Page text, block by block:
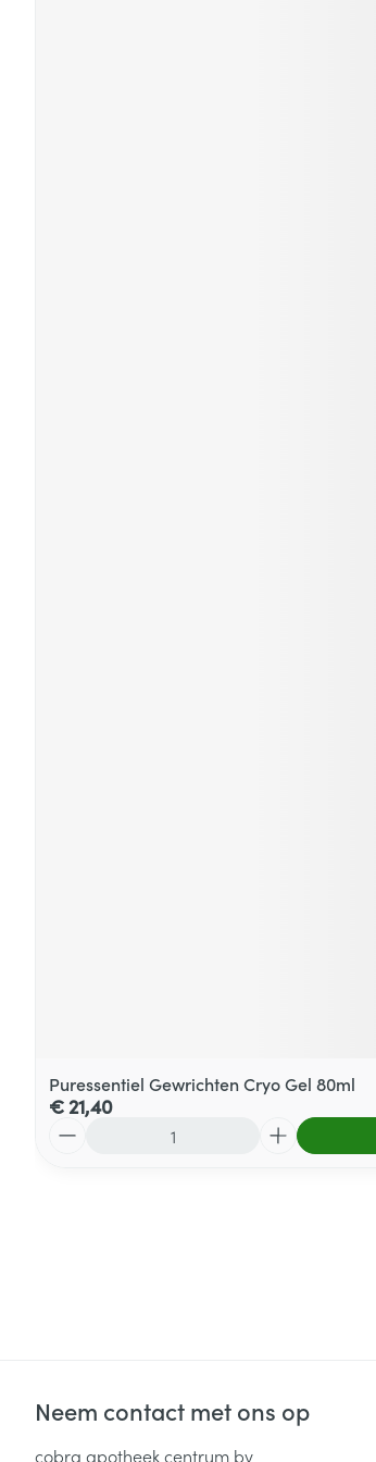
Puressentiel Gewrichten Cryo Gel 80ml
€ 21,40
Neem contact met ons op
cobra apotheek centrum bv